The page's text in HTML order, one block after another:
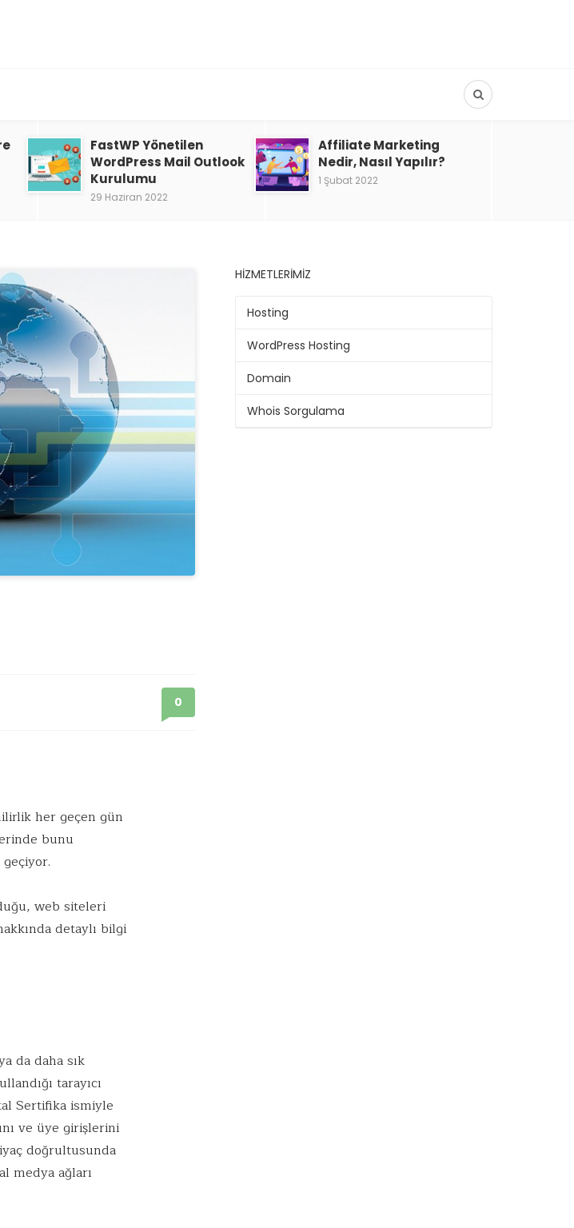
FastWP Yönetilen
WordPress Mail Outlook
Kurulumu
29 Haziran 2022
Affiliate Marketing
Nedir, Nasıl Yapılır?
1 Şubat 2022
0
her geçen gün
bunu
web siteleri
detaylı bilgi
da daha sık
tarayıcı
Sertifika ismiyle
ve üye girişlerini
doğrultusunda
medya ağları
HIZMETLERIMIZ
Hosting
WordPress Hosting
Domain
Whois Sorgulama